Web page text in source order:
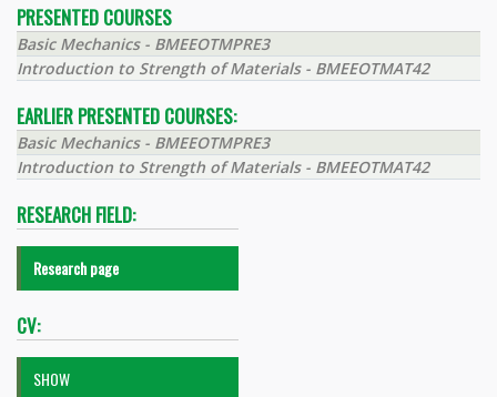
PRESENTED COURSES
Basic Mechanics - BMEEOTMPRE3
Introduction to Strength of Materials - BMEEOTMAT42
EARLIER PRESENTED COURSES:
Basic Mechanics - BMEEOTMPRE3
Introduction to Strength of Materials - BMEEOTMAT42
RESEARCH FIELD:
Research page
CV:
SHOW